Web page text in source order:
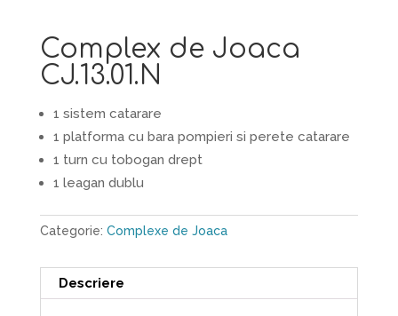
Complex de Joaca
CJ.13.01.N
1 sistem catarare
1 platforma cu bara pompieri si perete catarare
1 turn cu tobogan drept
1 leagan dublu
Categorie: Complexe de Joaca
Descriere